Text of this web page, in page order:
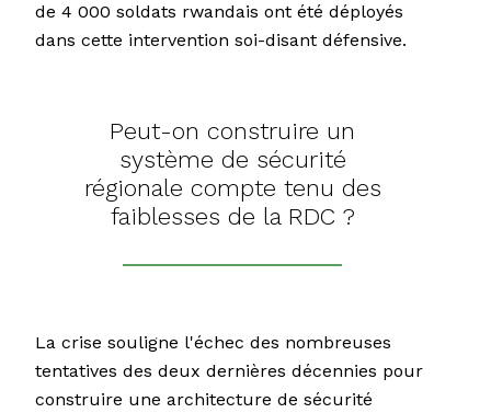
de 4 000 soldats rwandais ont été déployés
dans cette intervention soi-disant défensive.
Peut-on construire un
système de sécurité
régionale compte tenu des
faiblesses de la RDC ?
La crise souligne l'échec des nombreuses
tentatives des deux dernières décennies pour
construire une architecture de sécurité